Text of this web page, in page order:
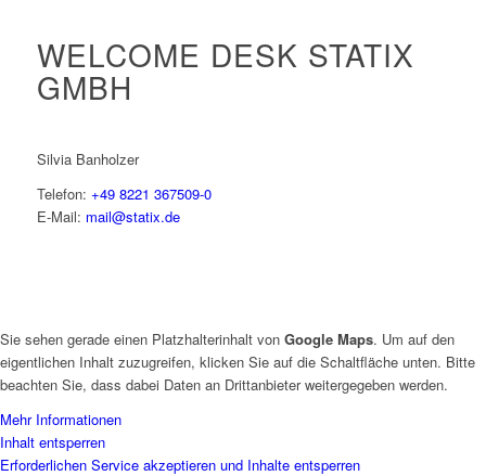
WELCOME DESK STATIX
GMBH
Silvia Banholzer
Telefon: +49 8221 367509-0
E-Mail: mail@statix.de
Sie sehen gerade einen Platzhalterinhalt von Google Maps. Um auf den
eigentlichen Inhalt zuzugreifen, klicken Sie auf die Schaltfläche unten. Bitte
beachten Sie, dass dabei Daten an Drittanbieter weitergegeben werden.
Mehr Informationen
Inhalt entsperren
Erforderlichen Service akzeptieren und Inhalte entsperren